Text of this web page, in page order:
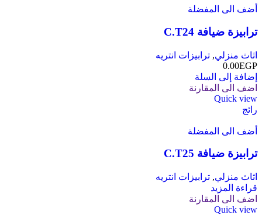
أضف الى المفضلة
ترابيزة ضيافة C.T24
اثاث منزلي, ترابيزات انتريه
0.00EGP
إضافة إلى السلة
اضف الى المقارنة
Quick view
رائج
أضف الى المفضلة
ترابيزة ضيافة C.T25
اثاث منزلي, ترابيزات انتريه
قراءة المزيد
اضف الى المقارنة
Quick view